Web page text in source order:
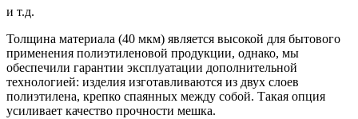
и т.д.
Толщина материала (40 мкм) является высокой для бытового
применения полиэтиленовой продукции, однако, мы
обеспечили гарантии эксплуатации дополнительной
технологией: изделия изготавливаются из двух слоев
полиэтилена, крепко спаянных между собой. Такая опция
усиливает качество прочности мешка.